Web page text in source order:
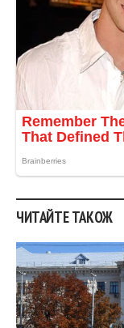
ЧИТАЙТЕ ТАКОЖ